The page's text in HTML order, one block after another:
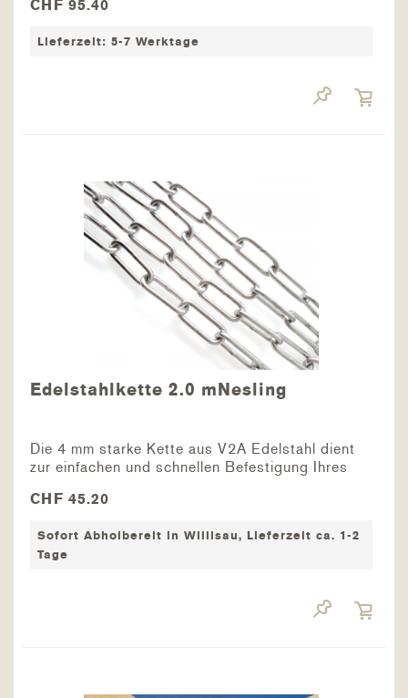
langen Schiene kann das Sonnensegel
Schiene an einen...
CHF 95.40
Lieferzeit: 5-7 Werktage
Edelstahlkette 2.0 mNesling
Die 4 mm starke Kette aus V2A Edelstahl dient
zur einfachen und schnellen Befestigung Ihres
Meter. Empfohlene Ergänzungen Karabiner
CHF 45.20
Sofort Abholbereit in Willisau, Lieferzeit ca. 1-2
Tage